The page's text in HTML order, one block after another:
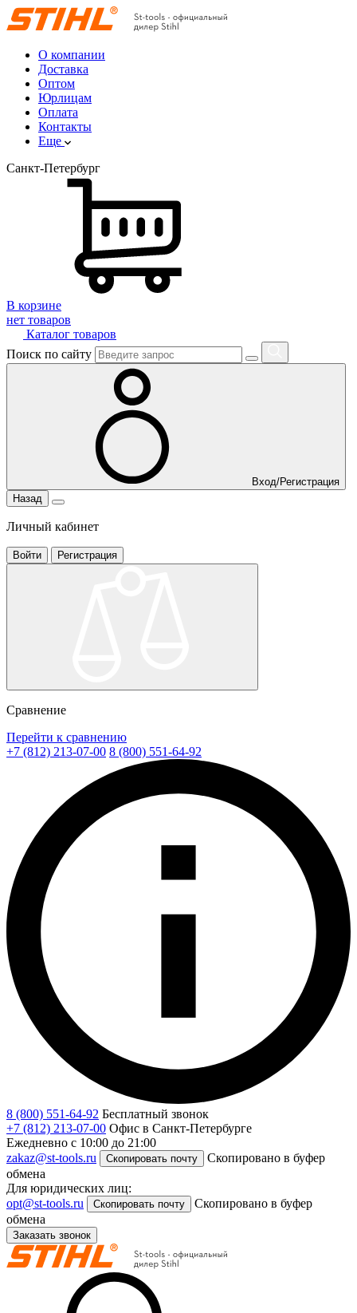
О компании
Доставка
Оптом
Юрлицам
Оплата
Контакты
Еще
Санкт-Петербург
В корзине
нет товаров
Каталог товаров
Поиск по сайту
Вход/Регистрация
Назад
Личный кабинет
Войти Регистрация
Сравнение
Перейти к сравнению
+7 (812) 213-07-00 8 (800) 551-64-92
8 (800) 551-64-92 Бесплатный звонок
+7 (812) 213-07-00 Офис в Санкт-Петербурге
Ежедневно с 10:00 до 21:00
zakaz@st-tools.ru
Скопировать почту
Скопировано в буфер
обмена
Для юридических лиц:
opt@st-tools.ru
Скопировать почту
Скопировано в буфер
обмена
Заказать звонок